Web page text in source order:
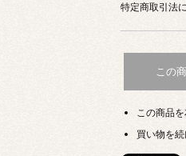
特定商取引法
この
この商品
買い物を